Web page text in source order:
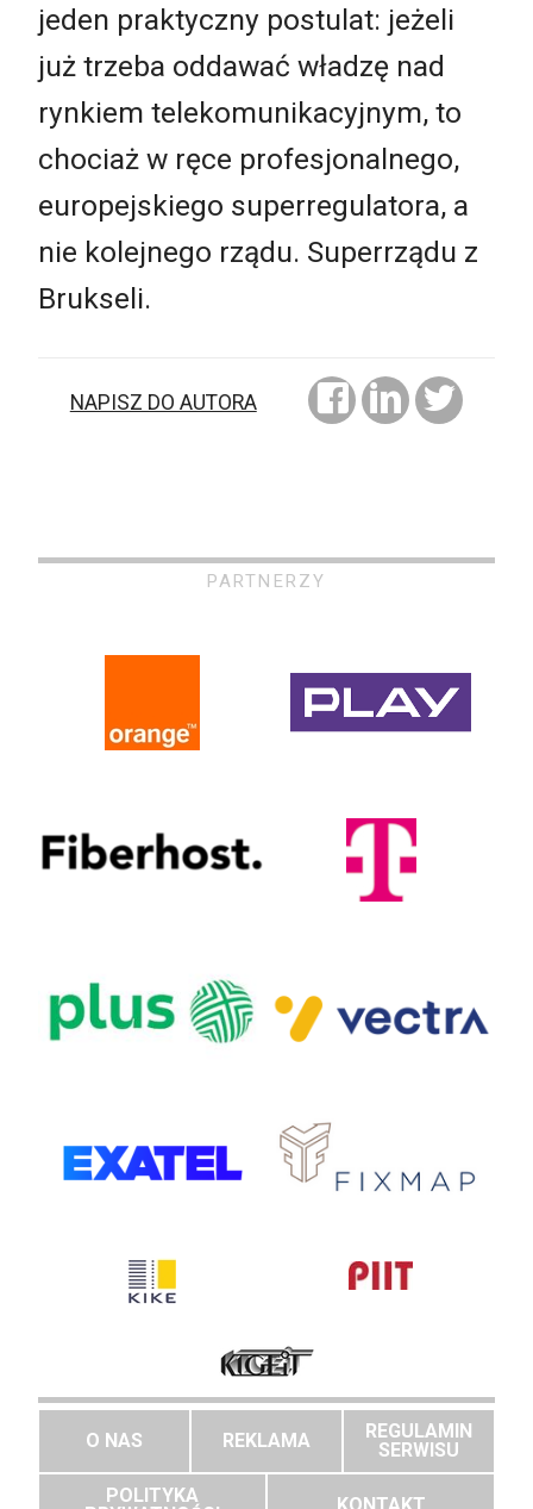
jeden praktyczny postulat: jeżeli
już trzeba oddawać władzę nad
rynkiem telekomunikacyjnym, to
chociaż w ręce profesjonalnego,
europejskiego superregulatora, a
nie kolejnego rządu. Superrządu z
Brukseli.
NAPISZ DO AUTORA
PARTNERZY
O NAS REKLAMA
REGULAMIN
SERWISU
POLITYKA